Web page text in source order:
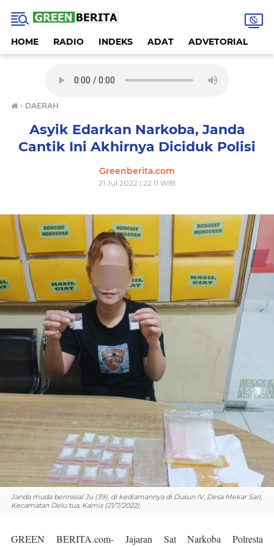
HOME RADIO INDEKS ADAT ADVETORIAL
› DAERAH
Asyik Edarkan Narkoba, Janda
Cantik Ini Akhirnya Diciduk Polisi
Greenberita.com
21 Jul 2022 | 22:11 WIB
Janda muda berinisial Ju (39), di kediamannya di Dusun IV, Desa Mekar Sari,
Kecamatan Delu tua, Kamis (21/7/2022).
GREEN BERITA.com-Jajaran Sat Narkoba Polresta